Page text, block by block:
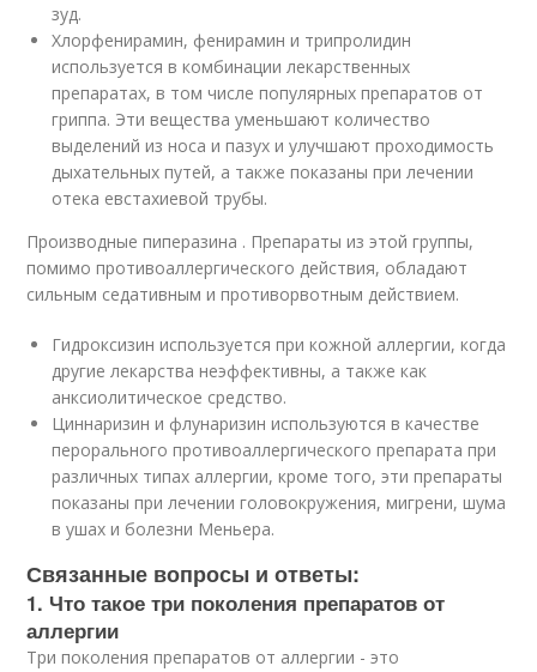
зуд.
Хлорфенирамин, фенирамин и трипролидин
используется в комбинации лекарственных
препаратах, в том числе популярных препаратов от
гриппа. Эти вещества уменьшают количество
выделений из носа и пазух и улучшают проходимость
дыхательных путей, а также показаны при лечении
отека евстахиевой трубы.
Производные пиперазина . Препараты из этой группы,
помимо противоаллергического действия, обладают
сильным седативным и противорвотным действием.
Гидроксизин используется при кожной аллергии, когда
другие лекарства неэффективны, а также как
анксиолитическое средство.
Циннаризин и флунаризин используются в качестве
перорального противоаллергического препарата при
различных типах аллергии, кроме того, эти препараты
показаны при лечении головокружения, мигрени, шума
в ушах и болезни Меньера.
Связанные вопросы и ответы:
1. Что такое три поколения препаратов от
аллергии
Три поколения препаратов от аллергии - это